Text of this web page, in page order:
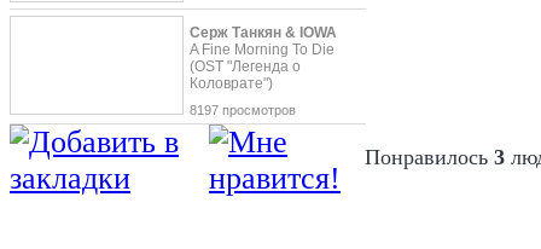
Серж Танкян & IOWA
A Fine Morning To Die
(OST "Легенда о
Коловрате")
8197 просмотров
Понравилось 3